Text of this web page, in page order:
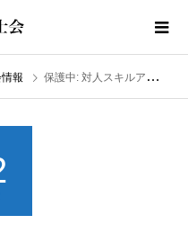
報 保護中: 対人スキルアップ研修会 講義資料・質問回答（10/22まで公開）